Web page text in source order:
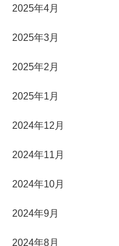
2025年4月
2025年3月
2025年2月
2025年1月
2024年12月
2024年11月
2024年10月
2024年9月
2024年8月